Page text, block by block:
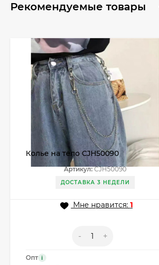
Рекомендуемые товары
Колье на тело CJH50090
Артикул:CJH50090
ДОСТАВКА 3 НЕДЕЛИ
Мне нравится: 1
- +
Опт i